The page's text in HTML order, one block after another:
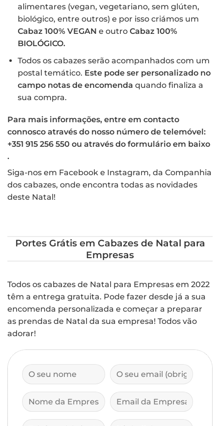
alimentares (vegan, vegetariano, sem glúten,
biológico, entre outros) e por isso criámos um
Cabaz 100% VEGAN e outro Cabaz 100%
BIOLÓGICO.
Todos os cabazes serão acompanhados com um
postal temático. Este pode ser personalizado no
campo notas de encomenda quando finaliza a
sua compra.
Para mais informações, entre em contacto
connosco através do nosso número de telemóvel:
+351 915 256 550 ou através do formulário em baixo
.
Siga-nos em Facebook e Instagram, da Companhia
dos cabazes, onde encontra todas as novidades
deste Natal!
Portes Grátis em Cabazes de Natal para
Empresas
Todos os cabazes de Natal para Empresas em 2022
têm a entrega gratuita. Pode fazer desde já a sua
encomenda personalizada e começar a preparar
as prendas de Natal da sua empresa! Todos vão
adorar!